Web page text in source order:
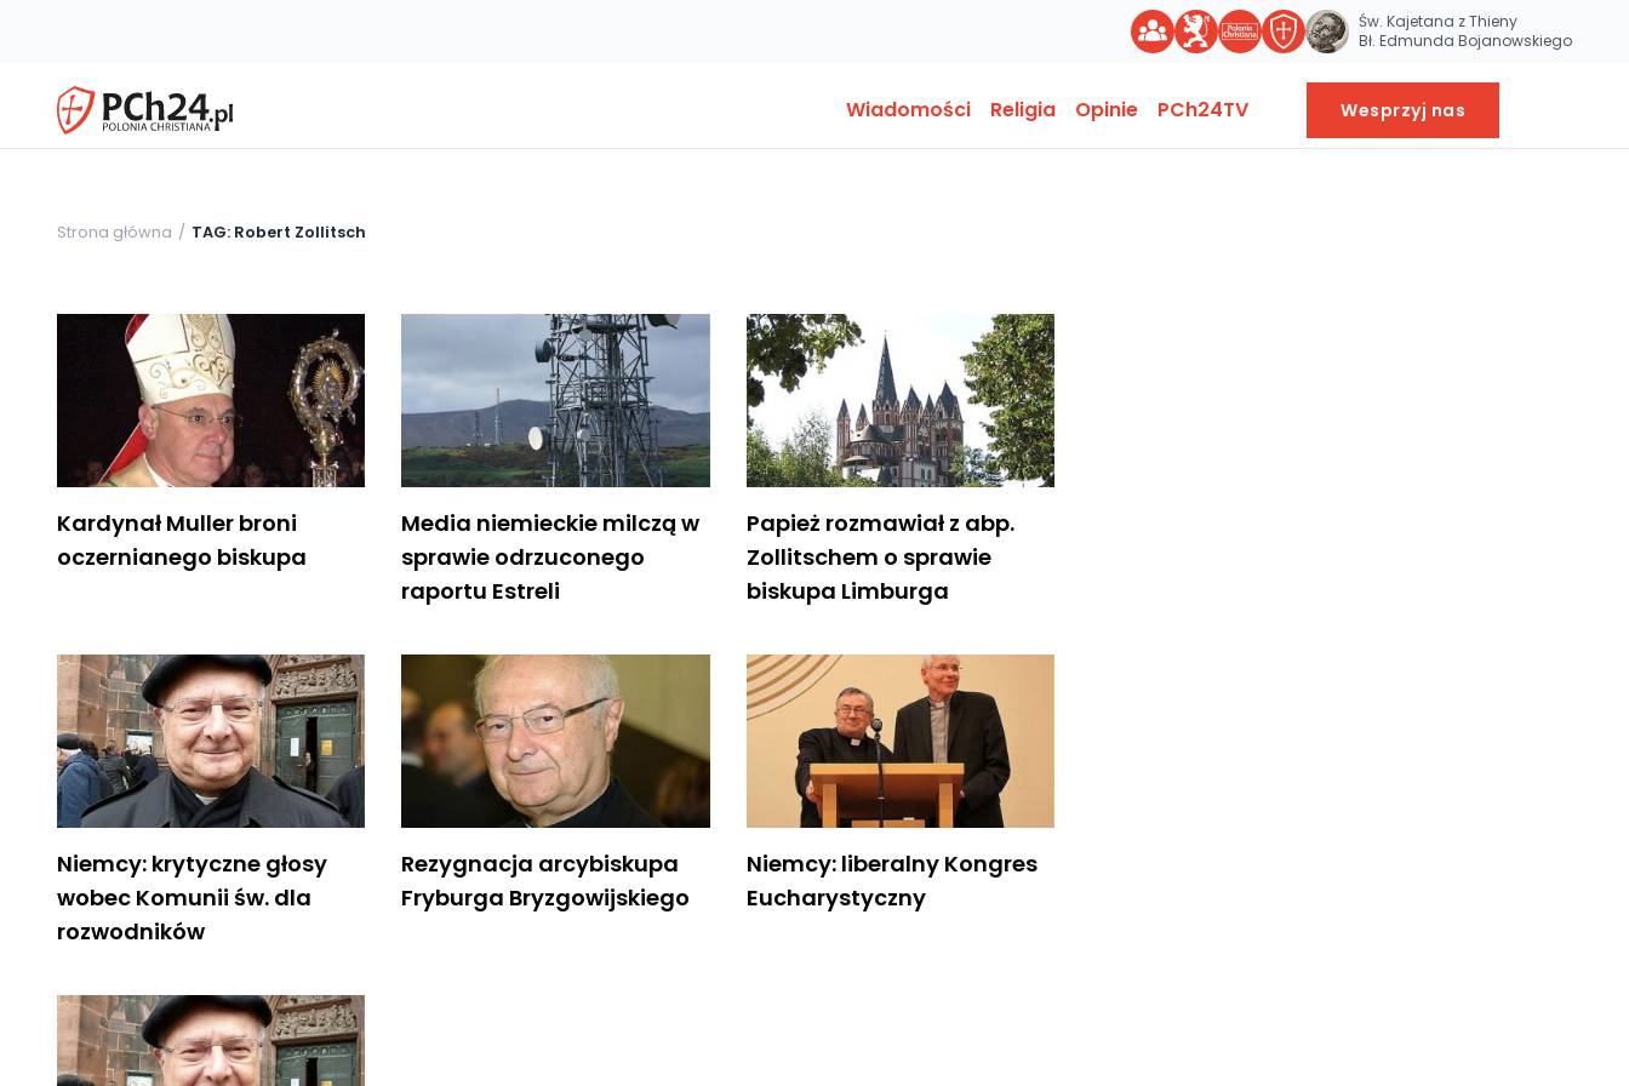
Św. Kajetana z Thieny
Bł. Edmunda Bojanowskiego
Wiadomości Religia Opinie PCh24TV Wesprzyj nas
Strona główna TAG: Robert Zollitsch
Kardynał Muller broni
oczernianego biskupa
Media niemieckie milczą w
sprawie odrzuconego
raportu Estreli
Papież rozmawiał z abp.
Zollitschem o sprawie
biskupa Limburga
Niemcy: krytyczne głosy
wobec Komunii św. dla
rozwodników
Rezygnacja arcybiskupa
Fryburga Bryzgowijskiego
Niemcy: liberalny Kongres
Eucharystyczny